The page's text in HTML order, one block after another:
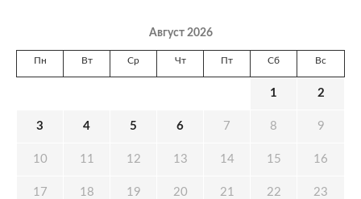
Август 2026
Пн Вт Ср Чт Пт Сб Вс
1 2
3 4 5 6 7 8 9
10 11 12 13 14 15 16
17 18 19 20 21 22 23